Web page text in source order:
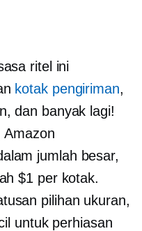
ritel ini
kotak pengiriman,
dan banyak lagi!
Amazon
jumlah besar,
$1 per kotak.
pilihan ukuran,
untuk perhiasan